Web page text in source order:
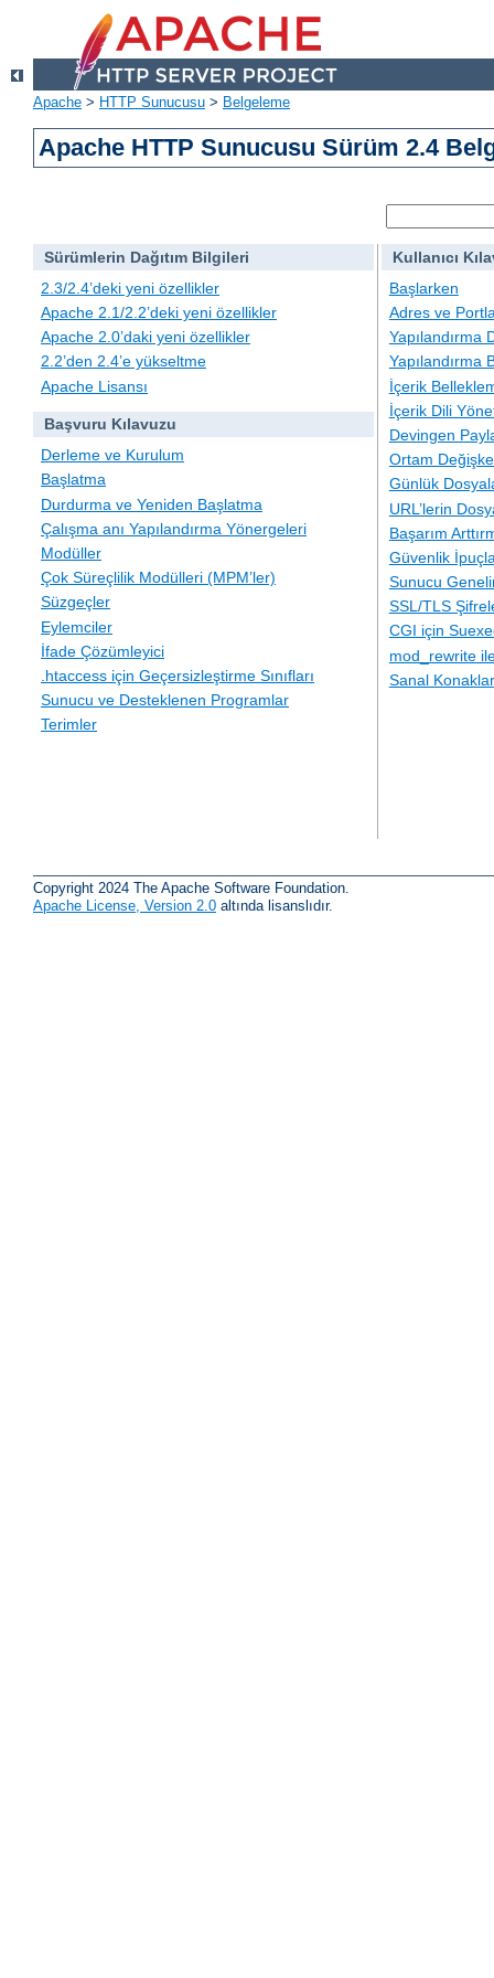
Apache > HTTP Sunucusu > Belgeleme
Apache HTTP Sunucusu Sürüm 2.4
Sürümlerin Dağıtım Bilgileri
2.3/2.4’deki yeni özellikler
Apache 2.1/2.2’deki yeni özellikler
Apache 2.0’daki yeni özellikler
2.2’den 2.4’e yükseltme
Apache Lisansı
Başvuru Kılavuzu
Derleme ve Kurulum
Başlatma
Durdurma ve Yeniden Başlatma
Çalışma anı Yapılandırma Yönergeleri
Modüller
Çok Süreçlilik Modülleri (MPM’ler)
Süzgeçler
Eylemciler
İfade Çözümleyici
.htaccess için Geçersizleştirme Sınıfları
Sunucu ve Desteklenen Programlar
Terimler
Kullanıcı
Başlarken
Adres ve
Yapılandırma
Yapılandırma
İçerik
İçerik Dili
Devingen
Ortam
Günlük
URL’lerin
Başarım
Güvenlik
Sunucu
SSL/TLS
CGI için
mod_rewrite
Sanal Konaklar
Copyright 2024 The Apache Software Foundation.
Apache License, Version 2.0 altında lisanslıdır.